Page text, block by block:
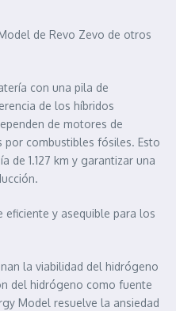
de Revo Zevo de otros
con una pila de
de los híbridos
de motores de
combustibles fósiles. Esto
de 1.127 km y garantizar una
eficiente y asequible para los
la viabilidad del hidrógeno
del hidrógeno como fuente
Model resuelve la ansiedad